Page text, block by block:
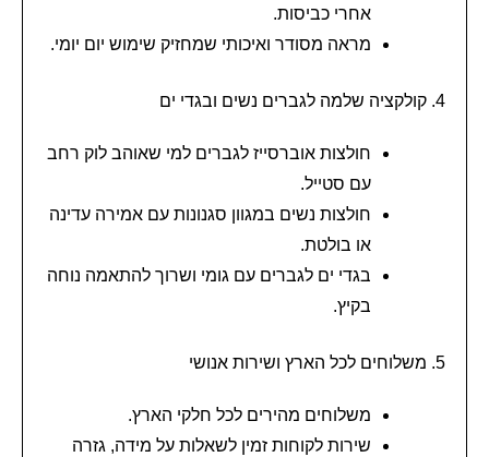
אחרי כביסות.
מראה מסודר ואיכותי שמחזיק שימוש יום יומי.
4. קולקציה שלמה לגברים נשים ובגדי ים
חולצות אוברסייז לגברים למי שאוהב לוק רחב
עם סטייל.
חולצות נשים במגוון סגנונות עם אמירה עדינה
או בולטת.
בגדי ים לגברים עם גומי ושרוך להתאמה נוחה
בקיץ.
5. משלוחים לכל הארץ ושירות אנושי
משלוחים מהירים לכל חלקי הארץ.
שירות לקוחות זמין לשאלות על מידה, גזרה